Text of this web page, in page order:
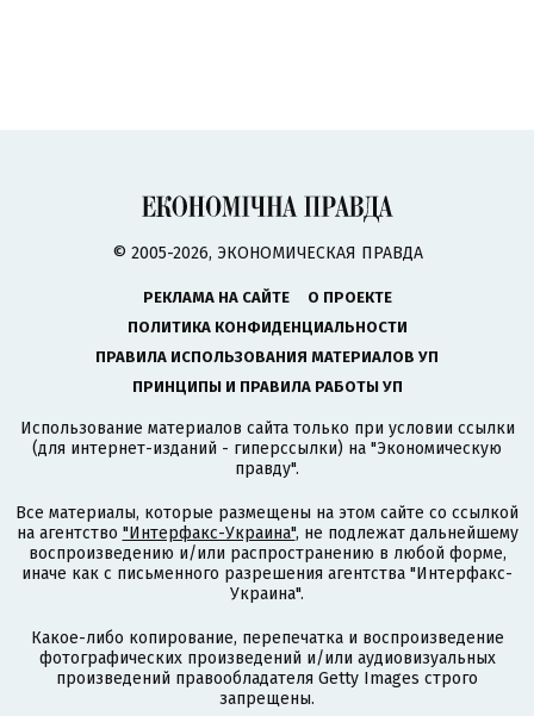
© 2005-2026, ЭКОНОМИЧЕСКАЯ ПРАВДА
РЕКЛАМА НА САЙТЕ
О ПРОЕКТЕ
ПОЛИТИКА КОНФИДЕНЦИАЛЬНОСТИ
ПРАВИЛА ИСПОЛЬЗОВАНИЯ МАТЕРИАЛОВ УП
ПРИНЦИПЫ И ПРАВИЛА РАБОТЫ УП
Использование материалов сайта только при условии ссылки
(для интернет-изданий - гиперссылки) на "Экономическую
правду".
Все материалы, которые размещены на этом сайте со ссылкой
на агентство "Интерфакс-Украина", не подлежат дальнейшему
воспроизведению и/или распространению в любой форме,
иначе как с письменного разрешения агентства "Интерфакс-
Украина".
Какое-либо копирование, перепечатка и воспроизведение
фотографических произведений и/или аудиовизуальных
произведений правообладателя Getty Images строго
запрещены.